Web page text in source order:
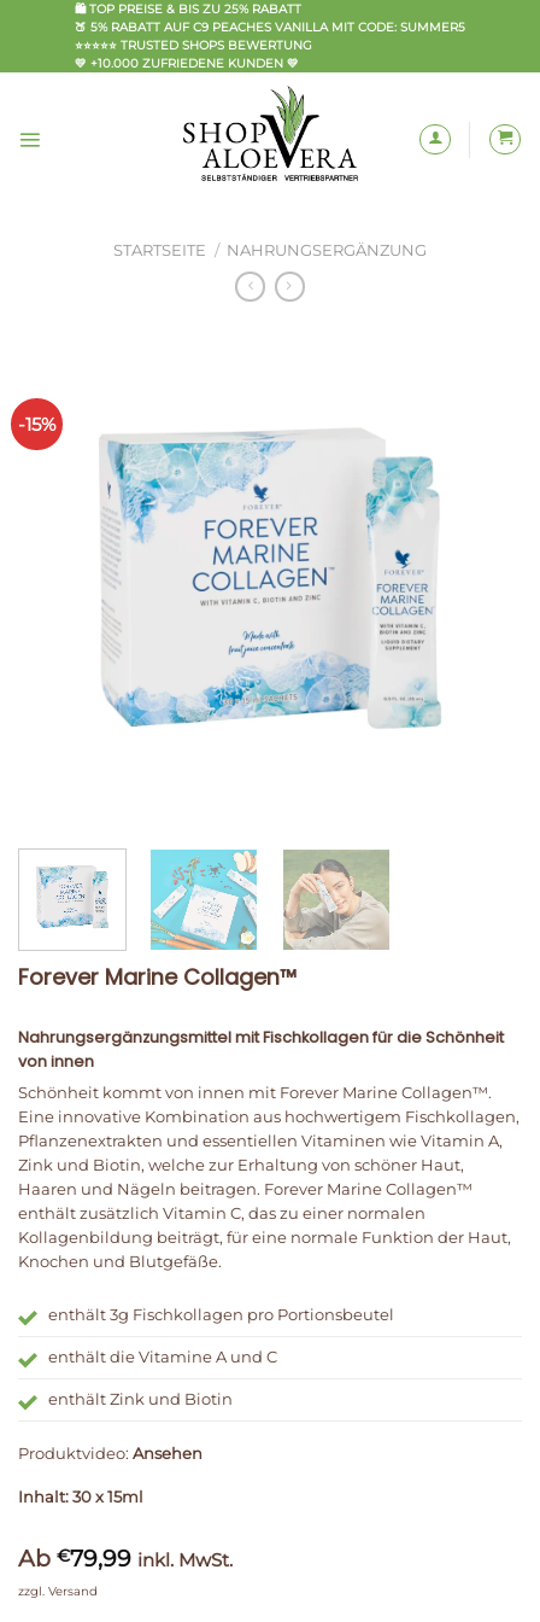
🛍️ TOP PREISE & BIS ZU 25% RABATT
🍑 5% RABATT AUF C9 PEACHES VANILLA MIT CODE: SUMMER5
⭐⭐⭐⭐⭐ TRUSTED SHOPS BEWERTUNG
💛 +10.000 ZUFRIEDENE KUNDEN 💛
STARTSEITE / NAHRUNGSERGÄNZUNG
-15%
Forever Marine Collagen™
Nahrungsergänzungsmittel mit Fischkollagen für die Schönheit
von innen
Schönheit kommt von innen mit Forever Marine Collagen™.
Eine innovative Kombination aus hochwertigem Fischkollagen,
Pflanzenextrakten und essentiellen Vitaminen wie Vitamin A,
Zink und Biotin, welche zur Erhaltung von schöner Haut,
Haaren und Nägeln beitragen. Forever Marine Collagen™
enthält zusätzlich Vitamin C, das zu einer normalen
Kollagenbildung beiträgt, für eine normale Funktion der Haut,
Knochen und Blutgefäße.
enthält 3g Fischkollagen pro Portionsbeutel
enthält die Vitamine A und C
enthält Zink und Biotin
Produktvideo: Ansehen
Inhalt: 30 x 15ml
Ab €79,99 inkl. MwSt.
zzgl. Versand